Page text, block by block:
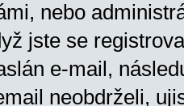
nebo
jste se
e-mail,
neobdrželi,